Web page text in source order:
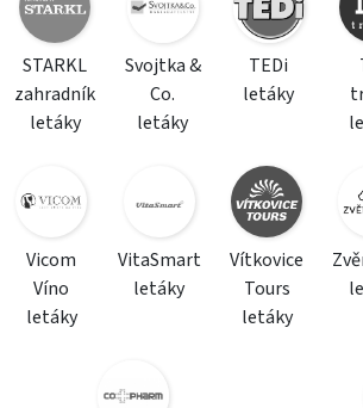
STARKL
zahradník
letáky
Svojtka &
Co.
letáky
TEDi
letáky
Vicom
Víno
letáky
VitaSmart
letáky
Vítkovice
Tours
letáky